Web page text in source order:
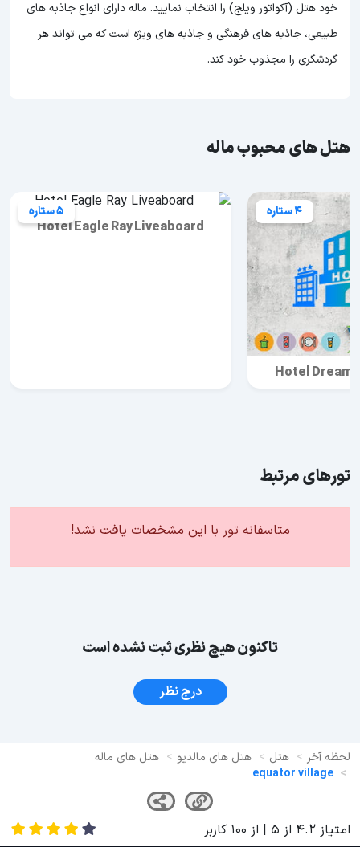
خود هتل (آکواتور ویلج) را انتخاب نمایید. ماله دارای انواع جاذبه های
طبیعی، جاذبه های فرهنگی و جاذبه های ویژه است که می تواند هر
گردشگری را مجذوب خود کند.
هتل های محبوب ماله
4 ستاره
Hotel Dream
5 ستاره
Hotel Eagle Ray Liveaboard
تورهای مرتبط
متاسفانه تور با این مشخصات یافت نشد!
تاکنون هیچ نظری ثبت نشده است
درج نظر
لحظه آخر هتل هتل های مالدیو
هتل های ماله
equator village
امتیاز 4.2 از 5 | از 100 کاربر